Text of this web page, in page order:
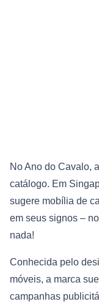
No Ano do Cavalo,
catálogo. Em
sugere mobília de
em seus signos –
nada!
Conhecida pelo
móveis, a marca
campanhas